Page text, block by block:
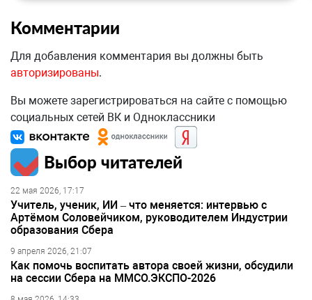
Комментарии
Для добавления комментария вы должны быть
авторизированы.
Вы можете зарегистрироваться на сайте с помощью
социальных сетей ВК и Одноклассники
Выбор читателей
22 мая 2026, 17:17
Учитель, ученик, ИИ – что меняется: интервью с
Артёмом Соловейчиком, руководителем Индустрии
образования Сбера
9 апреля 2026, 21:07
Как помочь воспитать автора своей жизни, обсудили
на сессии Сбера на ММСО.ЭКСПО-2026